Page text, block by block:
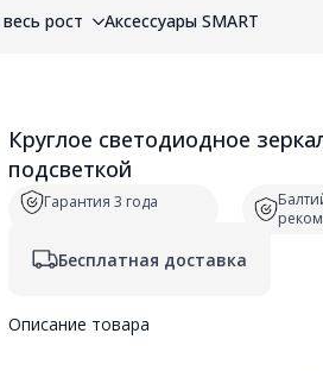
рост Аксессуары SMART
Круглое светодиодное
подсветкой
Гарантия 3 года
Бесплатная доставка
Описание товара